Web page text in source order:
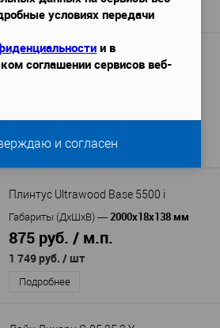
Подробнее
926 руб./ шт
Подробнее
Плинтус Ultrawood Base 5500 i
Габариты (ДхШхВ) — 2000х18х138 мм
875 руб. / м.п.
1 749 руб. / шт
Подробнее
условиях передачи
и в
соглашении сервисов веб-
и согласен